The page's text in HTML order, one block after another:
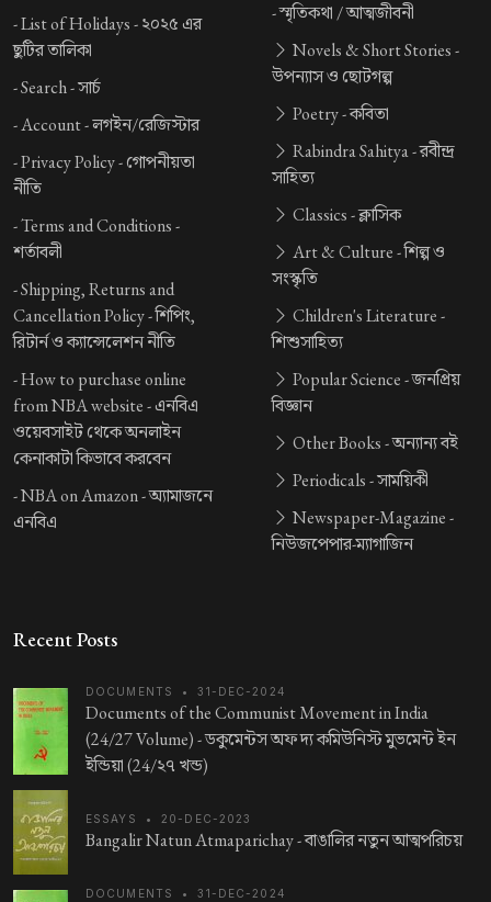
-List of Holidays -২০২৫ এর
ছুটির তালিকা
-Search -সার্চ
-Account -লগইন/রেজিস্টার
-Privacy Policy -গোপনীয়তা
নীতি
-Terms and Conditions -
শর্তাবলী
-Shipping, Returns and
Cancellation Policy -শিপিং,
রিটার্ন ও ক্যান্সেলেশন নীতি
-How to purchase online
from NBA website -এনবিএ
ওয়েবসাইট থেকে অনলাইন
কেনাকাটা কিভাবে করবেন
-NBA on Amazon -অ্যামাজনে
এনবিএ
-স্মৃতিকথা / আত্মজীবনী
Novels & Short Stories -
উপন্যাস ও ছোটগল্প
Poetry -কবিতা
Rabindra Sahitya -রবীন্দ্র
সাহিত্য
Classics -ক্লাসিক
Art & Culture -শিল্প ও
সংস্কৃতি
Children's Literature -
শিশুসাহিত্য
Popular Science -জনপ্রিয়
বিজ্ঞান
Other Books -অন্যান্য বই
Periodicals -সাময়িকী
Newspaper-Magazine -
নিউজপেপার-ম্যাগাজিন
Recent Posts
DOCUMENTS • 31-DEC-2024
Documents of the Communist Movement in India
(24/27 Volume) -ডকুমেন্টস অফ দ্য কমিউনিস্ট মুভমেন্ট ইন
ইন্ডিয়া (24/২৭ খন্ড)
ESSAYS • 20-DEC-2023
Bangalir Natun Atmaparichay -বাঙালির নতুন আত্মপরিচয়
DOCUMENTS • 31-DEC-2024